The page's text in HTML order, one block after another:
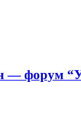
— форум